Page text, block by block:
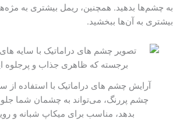
به چشم‌ها بدهید. همچنین، ریمل بیشتری به
بیشتری به آن‌ها ببخشید.
آرایش چشم های دراماتیک با استفاده از
چشم پررنگ، می‌تواند به چشمان شما
بدهد، مناسب برای میکاپ شبانه و